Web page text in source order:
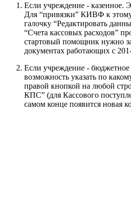
Если учреждение - казенное.
Для “привязки” КИВФ к
галочку “Редактировать
“Счета кассовых расходов”
стартовый помощник нужно
документах работающих с
Если учреждение - бюджетное
возможность указать по
правой кнопкой на любой
КПС” (для Кассового
самом конце появится новая